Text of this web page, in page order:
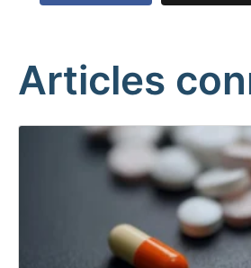
Articles